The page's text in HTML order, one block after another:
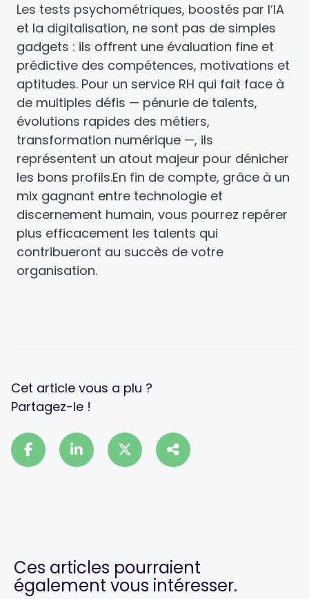
Les tests psychométriques, boostés par l’IA
et la digitalisation, ne sont pas de simples
gadgets : ils offrent une évaluation fine et
prédictive des compétences, motivations et
aptitudes. Pour un service RH qui fait face à
de multiples défis — pénurie de talents,
évolutions rapides des métiers,
transformation numérique —, ils
représentent un atout majeur pour dénicher
les bons profils.En fin de compte, grâce à un
mix gagnant entre technologie et
discernement humain, vous pourrez repérer
plus efficacement les talents qui
contribueront au succès de votre
organisation.
Cet article vous a plu ?
Partagez-le !
Ces articles pourraient
également vous intéresser.